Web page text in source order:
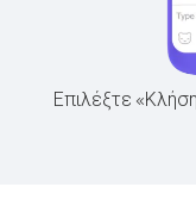
Επιλέξτε